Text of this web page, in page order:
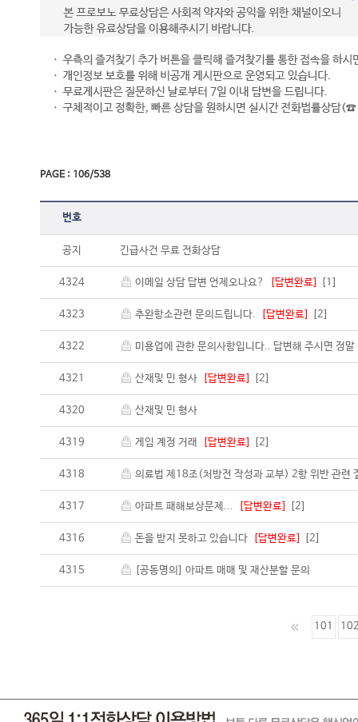
PAGE : 106/538
번호
공지 긴급사건 무료 전화상담
4324 이메일 상담 답변 언제오나요? [답변완료] [1]
4323 추완항소관련 문의드립니다. [답변완료] [2]
4322 미용업에 관한 문의사항입니다.. 답변해 주시면 정
4321 산재및 민 형사 [답변완료] [2]
4320 산재및 민 형사
4319 게임 계정 거래 [답변완료] [2]
4318 의료법 제18조(처방전 작성과 교부) 2항 위반 관련
4317 아파트 패해보상문제... [답변완료] [2]
4316 돈을 받지 못하고 있습니다 [답변완료] [2]
4315 [공동명의] 아파트 매매 및 재산분할 문의
101